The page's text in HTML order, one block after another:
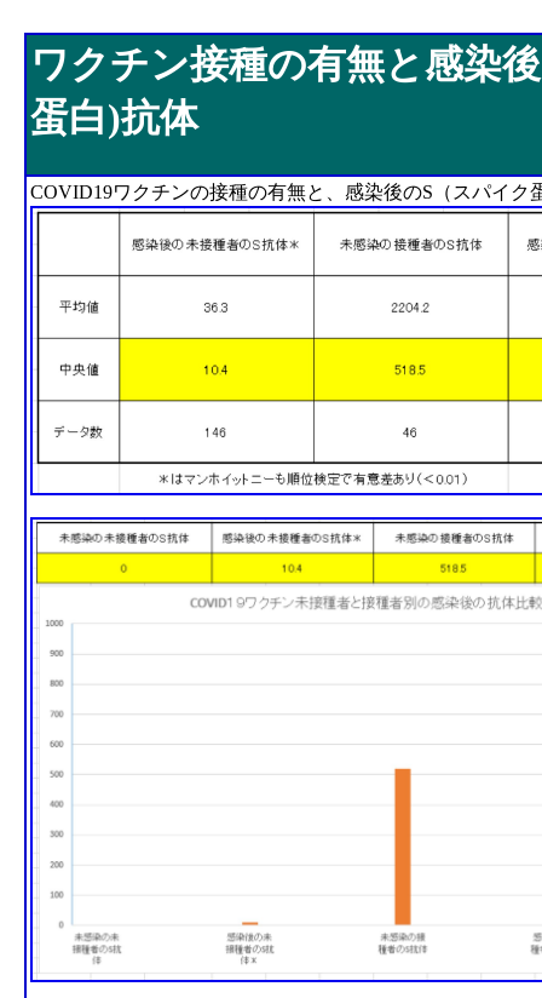
ワクチン接種の有無と感染
蛋白)抗体
COVID19ワクチンの接種の有無と、感染後のS（スパイク